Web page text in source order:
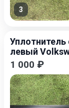
3
Уплотнитель
левый
1 000 ₽